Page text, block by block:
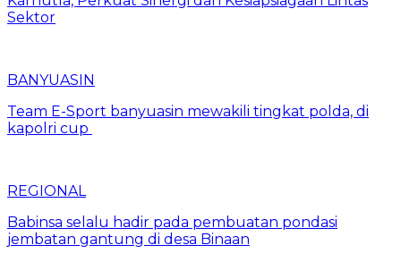
Sektor
BANYUASIN
Team E-Sport banyuasin mewakili tingkat polda, di
kapolri cup
REGIONAL
Babinsa selalu hadir pada pembuatan pondasi
jembatan gantung di desa Binaan